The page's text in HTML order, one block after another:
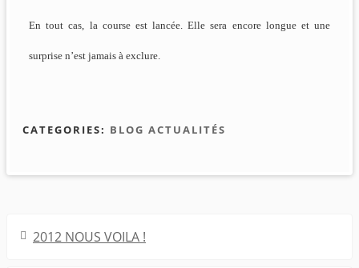
En tout cas, la course est lancée. Elle sera encore longue et une
surprise n’est jamais à exclure.
CATEGORIES: BLOG ACTUALITÉS
Navigation
2012 NOUS VOILA !